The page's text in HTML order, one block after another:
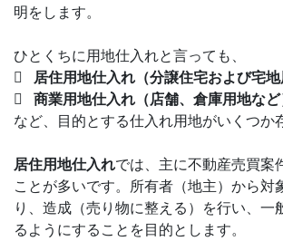
明をします。
ひとくちに用地仕入れと言っても、
 居住用地仕入れ（分譲住宅および宅地
 商業用地仕入れ（店舗、倉庫用地など
など、目的とする仕入れ用地がいくつか
居住用地仕入れでは、主に不動産売買案
ことが多いです。所有者（地主）から対
り、造成（売り物に整える）を行い、一
るようにすることを目的とします。